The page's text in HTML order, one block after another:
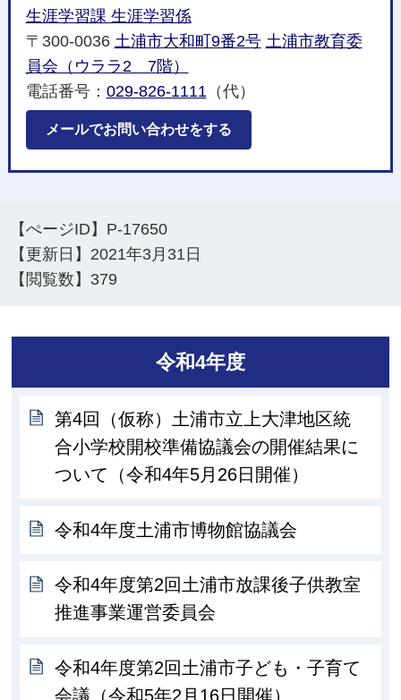
生涯学習課 生涯学習係
〒300-0036 土浦市大和町9番2号 土浦市教育委
員会（ウララ2 7階）
電話番号： 029-826-1111（代）
メールでお問い合わせをする
【ぺージID】 P-17650
【更新日】 2021年3月31日
【閲覧数】 379
令和4年度
第4回（仮称）土浦市立上大津地区統
合小学校開校準備協議会の開催結果に
ついて（令和4年5月26日開催）
令和4年度土浦市博物館協議会
令和4年度第2回土浦市放課後子供教室
推進事業運営委員会
令和4年度第2回土浦市子ども・子育て
会議（令和5年2月16日開催）